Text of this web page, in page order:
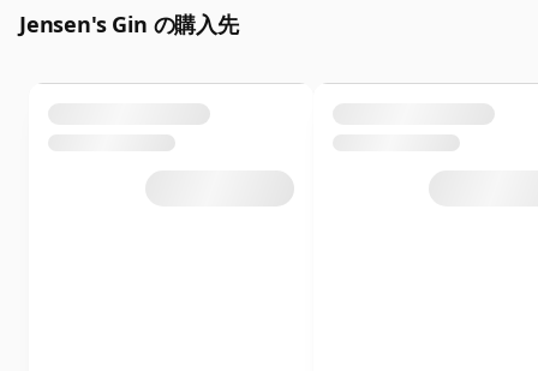
Jensen's Gin の購入先